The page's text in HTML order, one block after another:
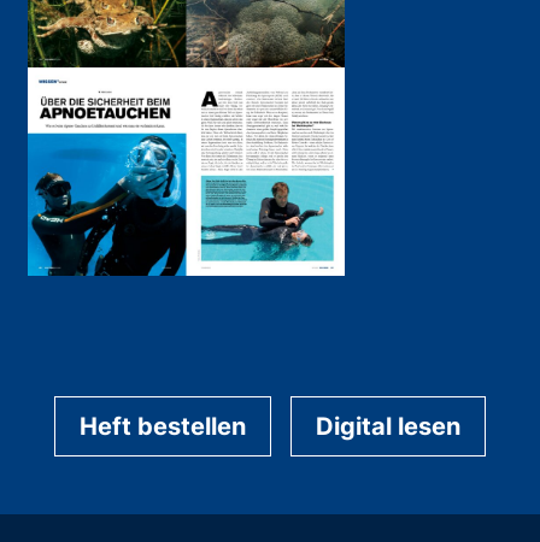
Heft bestellen Digital lesen